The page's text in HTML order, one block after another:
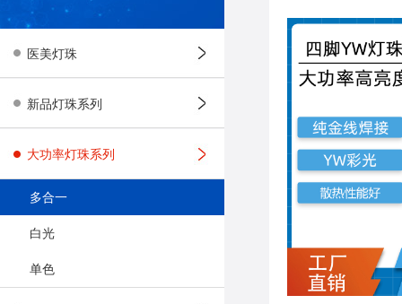
医美灯珠
新品灯珠系列
大功率灯珠系列
多合一
白光
单色